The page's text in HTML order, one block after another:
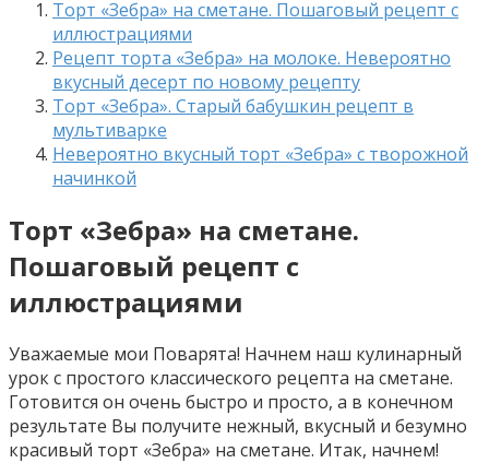
Торт «Зебра» на сметане. Пошаговый рецепт с
иллюстрациями
Рецепт торта «Зебра» на молоке. Невероятно
вкусный десерт по новому рецепту
Торт «Зебра». Старый бабушкин рецепт в
мультиварке
Невероятно вкусный торт «Зебра» с творожной
начинкой
Торт «Зебра» на сметане.
Пошаговый рецепт с
иллюстрациями
Уважаемые мои Поварята! Начнем наш кулинарный
урок с простого классического рецепта на сметане.
Готовится он очень быстро и просто, а в конечном
результате Вы получите нежный, вкусный и безумно
красивый торт «Зебра» на сметане. Итак, начнем!